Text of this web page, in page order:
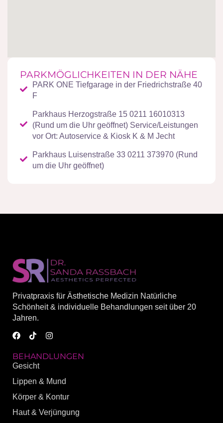
PARKMÖGLICHKEITEN IN DER NÄHE
PARK ONE Tiefgarage in der Friedrichstraße 40
F
Parkhaus Herzogstraße 15 0211 16010313
(Rund um die Uhr geöffnet) Service/Leistungen
vor Ort: Autoservice & Kiosk K & M Jecht
Parkhaus Luisenstraße 33 0211 373970 (Rund
um die Uhr geöffnet)
Privatpraxis für Ästhetische Medizin Natürliche
Schönheit & individuelle Behandlungen seit über 20
Jahren.
BEHANDLUNGEN
Gesicht
Lippen & Mund
Körper & Kontur
Haut & Verjüngung